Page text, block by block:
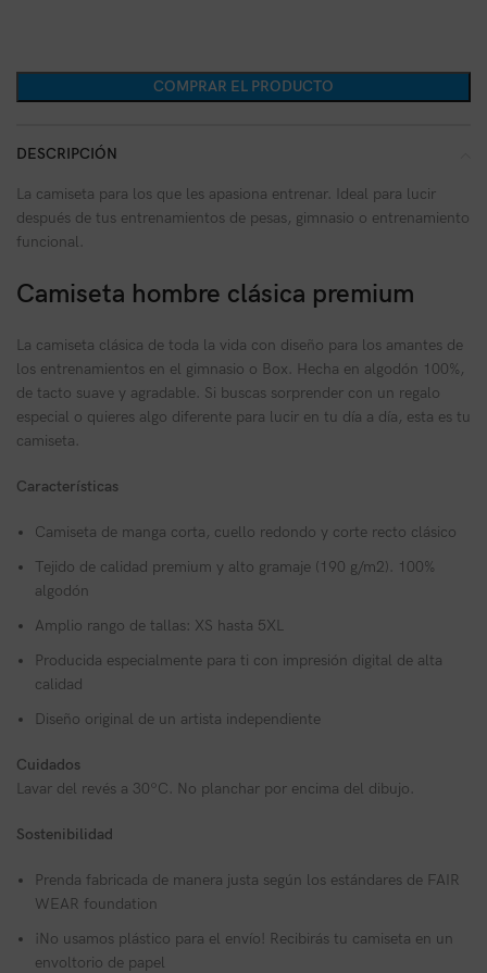
COMPRAR EL PRODUCTO
DESCRIPCIÓN
La camiseta para los que les apasiona entrenar. Ideal para lucir
después de tus entrenamientos de pesas, gimnasio o entrenamiento
funcional.
Camiseta hombre clásica premium
La camiseta clásica de toda la vida con diseño para los amantes de
los entrenamientos en el gimnasio o Box. Hecha en algodón 100%,
de tacto suave y agradable. Si buscas sorprender con un regalo
especial o quieres algo diferente para lucir en tu día a día, esta es tu
camiseta.
Características
Camiseta de manga corta, cuello redondo y corte recto clásico
Tejido de calidad premium y alto gramaje (190 g/m2). 100%
algodón
Amplio rango de tallas: XS hasta 5XL
Producida especialmente para ti con impresión digital de alta
calidad
Diseño original de un artista independiente
Cuidados
Lavar del revés a 30ºC. No planchar por encima del dibujo.
Sostenibilidad
Prenda fabricada de manera justa según los estándares de FAIR
WEAR foundation
¡No usamos plástico para el envío! Recibirás tu camiseta en un
envoltorio de papel